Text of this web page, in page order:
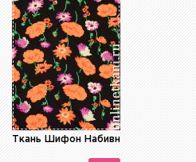
Ткань Шифон Набивной